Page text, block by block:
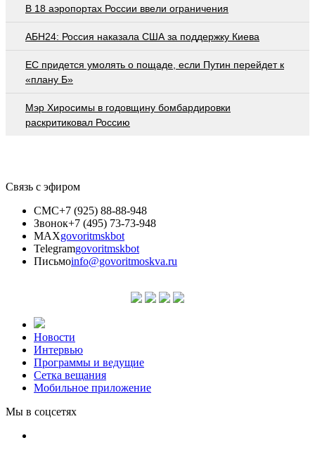
В 18 аэропортах России ввели ограничения
АБН24: Россия наказала США за поддержку Киева
EC придется умолять о пощаде, если Путин перейдет к
«плану Б»
Мэр Хиросимы в годовщину бомбардировки
раскритиковал Россию
Связь с эфиром
СМС+7 (925) 88-88-948
Звонок+7 (495) 73-73-948
MAXgovoritmskbot
Telegramgovoritmskbot
Письмоinfo@govoritmoskva.ru
Новости
Интервью
Программы и ведущие
Сетка вещания
Мобильное приложение
Мы в соцсетях